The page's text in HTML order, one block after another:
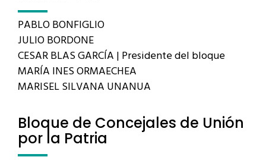
PABLO BONFIGLIO
JULIO BORDONE
CESAR BLAS GARCÍA | Presidente del bloque
MARÍA INES ORMAECHEA
MARISEL SILVANA UNANUA
Bloque de Concejales de Unión
por la Patria